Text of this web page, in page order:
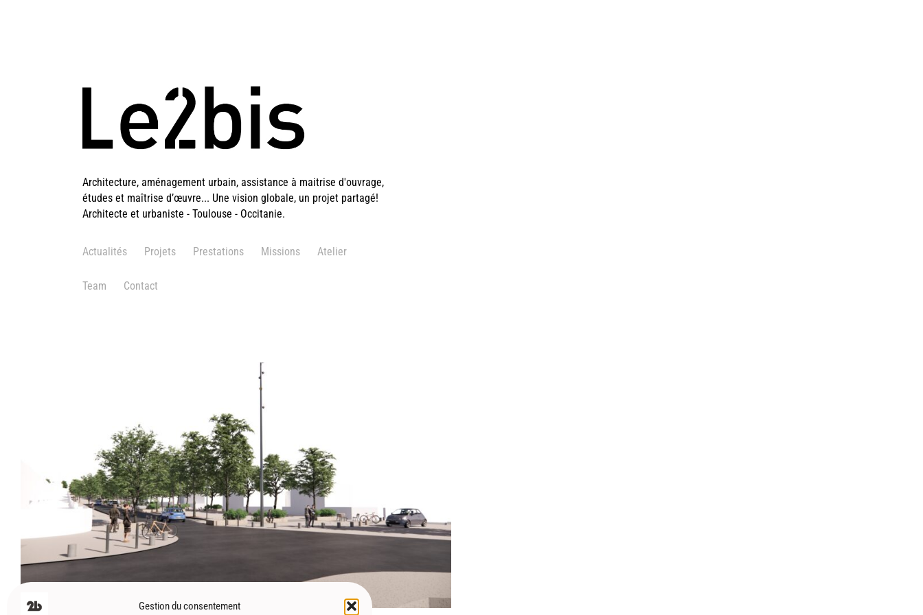
Gestion du consentement
Architecture, aménagement urbain, assistance à maitrise d'ouvrage,
études et maîtrise d’œuvre... Une vision globale, un projet partagé!
Architecte et urbaniste - Toulouse - Occitanie.
Actualités Projets Prestations Missions Atelier
Team Contact
BALMA (31) – Espaces publics – Ligne C
Mission de maîtrise d'oeuvre - Espaces publics et Aménagements urbains ligne
c - 2022-2023 Programme: Projet...
Urbanisme,Espaces publics